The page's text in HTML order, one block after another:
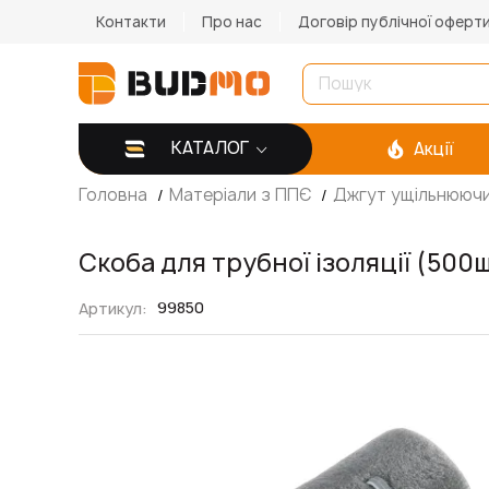
Контакти Про нас Договір публічної оферти
КАТАЛОГ Акції
Головна
Матеріали з ППЄ Джгут
Скоба для трубної ізоляції
Артикул 99850